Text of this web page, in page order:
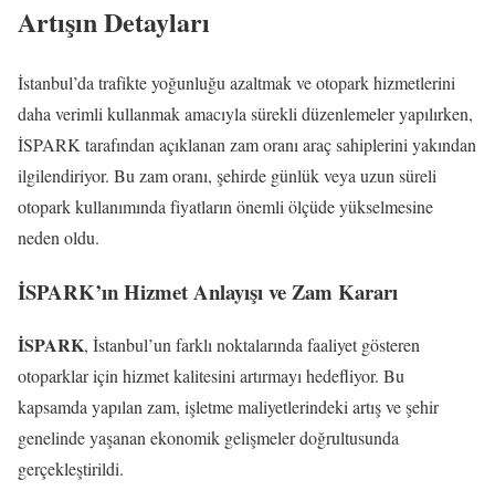
Artışın Detayları
İstanbul’da trafikte yoğunluğu azaltmak ve otopark hizmetlerini
daha verimli kullanmak amacıyla sürekli düzenlemeler yapılırken,
İSPARK tarafından açıklanan zam oranı araç sahiplerini yakından
ilgilendiriyor. Bu zam oranı, şehirde günlük veya uzun süreli
otopark kullanımında fiyatların önemli ölçüde yükselmesine
neden oldu.
İSPARK’ın Hizmet Anlayışı ve Zam Kararı
İSPARK, İstanbul’un farklı noktalarında faaliyet gösteren
otoparklar için hizmet kalitesini artırmayı hedefliyor. Bu
kapsamda yapılan zam, işletme maliyetlerindeki artış ve şehir
genelinde yaşanan ekonomik gelişmeler doğrultusunda
gerçekleştirildi.